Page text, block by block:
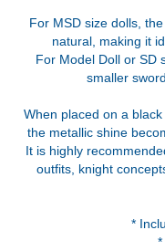
For MSD size dolls,
natural, making it
For Model Doll or SD
smaller
When placed on a
the metallic shine
It is highly
outfits, knight
*
*